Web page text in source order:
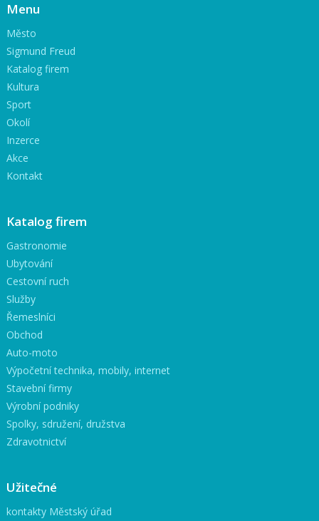
Menu
Město
Sigmund Freud
Katalog firem
Kultura
Sport
Okolí
Inzerce
Akce
Kontakt
Katalog firem
Gastronomie
Ubytování
Cestovní ruch
Služby
Řemeslníci
Obchod
Auto-moto
Výpočetní technika, mobily, internet
Stavební firmy
Výrobní podniky
Spolky, sdružení, družstva
Zdravotnictví
Užitečné
kontakty Městský úřad